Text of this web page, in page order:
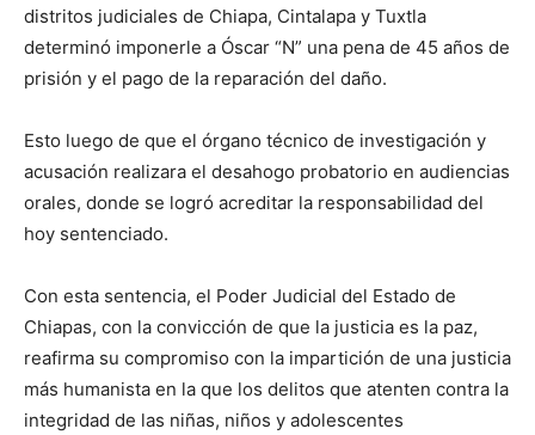
distritos judiciales de Chiapa, Cintalapa y Tuxtla
determinó imponerle a Óscar “N” una pena de 45 años de
prisión y el pago de la reparación del daño.
Esto luego de que el órgano técnico de investigación y
acusación realizara el desahogo probatorio en audiencias
orales, donde se logró acreditar la responsabilidad del
hoy sentenciado.
Con esta sentencia, el Poder Judicial del Estado de
Chiapas, con la convicción de que la justicia es la paz,
reafirma su compromiso con la impartición de una justicia
más humanista en la que los delitos que atenten contra la
integridad de las niñas, niños y adolescentes